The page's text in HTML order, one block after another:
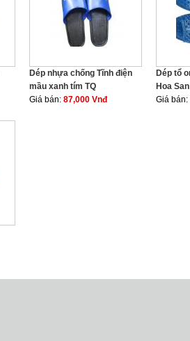
Dép nhựa chống Tĩnh điện
mầu xanh tím TQ
Giá bán: 87,000 Vnđ
Dép tổ
Hoa
Giá bán: